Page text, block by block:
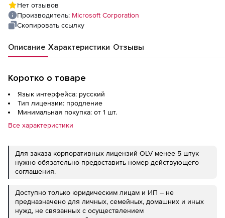
Нет отзывов
Производитель: Microsoft Corporation
Скопировать ссылку
Описание Характеристики Отзывы
Коротко о товаре
Язык интерфейса: русский
Тип лицензии: продление
Минимальная покупка: от 1 шт.
Все характеристики
Для заказа корпоративных лицензий OLV менее 5 штук
нужно обязательно предоставить номер действующего
соглашения.
Доступно только юридическим лицам и ИП – не
предназначено для личных, семейных, домашних и иных
нужд, не связанных с осуществлением